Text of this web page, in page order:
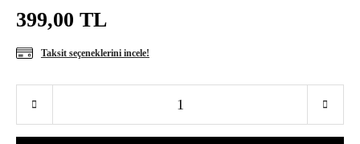
399,00 TL
Taksit seçeneklerini incele!